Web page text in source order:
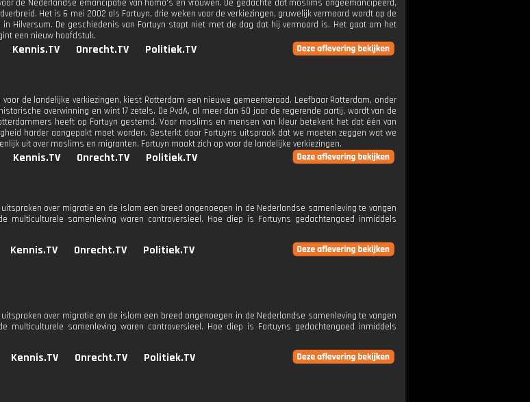
de Nederlandse emancipatie van homo's en vrouwen. De gedachte dat moslims ongeëmancipeerd,
Het is 6 mei 2002 als Fortuyn, drie weken voor de verkiezingen, gruwelijk vermoord wordt op de
in Hilversum. De geschiedenis van Fortuyn stopt niet met de dag dat hij vermoord is. Het gaat om het
een nieuw hoofdstuk.
Kennis.TV Onrecht.TV Politiek.TV
de landelijke verkiezingen, kiest Rotterdam een nieuwe gemeenteraad. Leefbaar Rotterdam, onder
overwinning en wint 17 zetels. De PvdA, al meer dan 60 jaar de regerende partij, wordt van de
heeft op Fortuyn gestemd. Voor moslims en mensen van kleur betekent het dat één van
harder aangepakt moet worden. Gesterkt door Fortuyns uitspraak dat we moeten zeggen wat we
uit over moslims en migranten. Fortuyn maakt zich op voor de landelijke verkiezingen.
Kennis.TV Onrecht.TV Politiek.TV
over migratie en de islam een breed ongenoegen in de Nederlandse samenleving te vangen
multiculturele samenleving waren controversieel. Hoe diep is Fortuyns gedachtengoed inmiddels
Kennis.TV Onrecht.TV Politiek.TV
over migratie en de islam een breed ongenoegen in de Nederlandse samenleving te vangen
multiculturele samenleving waren controversieel. Hoe diep is Fortuyns gedachtengoed inmiddels
Kennis.TV Onrecht.TV Politiek.TV